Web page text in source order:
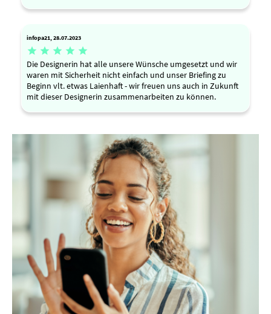
infopa21, 28.07.2023
    
Die Designerin hat alle unsere Wünsche umgesetzt und wir
waren mit Sicherheit nicht einfach und unser Briefing zu
Beginn vlt. etwas Laienhaft - wir freuen uns auch in Zukunft
mit dieser Designerin zusammenarbeiten zu können.